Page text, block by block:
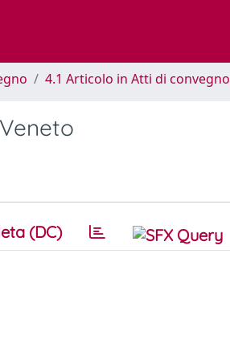
4.1 Articolo in Atti di convegno
(DC)